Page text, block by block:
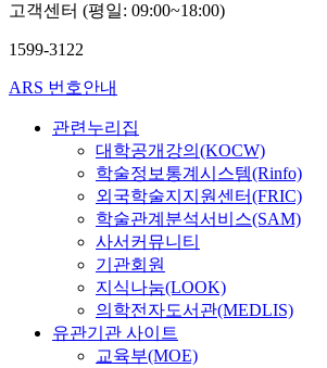
고객센터 (평일: 09:00~18:00)
1599-3122
ARS 번호안내
관련누리집
대학공개강의(KOCW)
학술정보통계시스템(Rinfo)
외국학술지지원센터(FRIC)
학술관계분석서비스(SAM)
사서커뮤니티
기관회원
지식나눔(LOOK)
의학전자도서관(MEDLIS)
유관기관 사이트
교육부(MOE)